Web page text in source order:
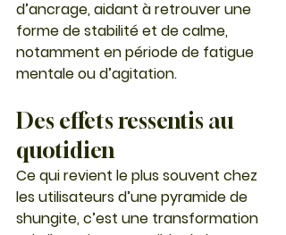
d’ancrage, aidant à retrouver une
forme de stabilité et de calme,
notamment en période de fatigue
mentale ou d’agitation.
Des effets ressentis au
quotidien
Ce qui revient le plus souvent chez
les utilisateurs d’une pyramide de
shungite, c’est une transformation